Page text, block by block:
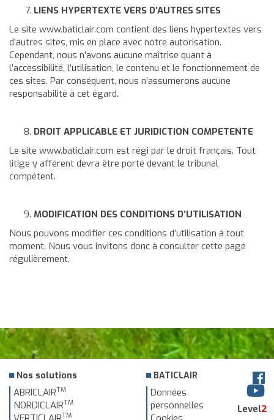
LIENS HYPERTEXTE VERS D’AUTRES SITES
Le site www.baticlair.com contient des liens hypertextes vers
d’autres sites, mis en place avec notre autorisation.
Cependant, nous n’avons aucune maîtrise quant à
l’accessibilité, l’utilisation, le contenu et le fonctionnement de
ces sites. Par conséquent, nous n’assumerons aucune
responsabilité à cet égard.
DROIT APPLICABLE ET JURIDICTION COMPETENTE
Le site www.baticlair.com est régi par le droit français. Tout
litige y afférent devra être porté devant le tribunal
compétent.
MODIFICATION DES CONDITIONS D’UTILISATION
Nous pouvons modifier ces conditions d’utilisation à tout
moment. Nous vous invitons donc à consulter cette page
régulièrement.
Nos solutions
ABRICLAIRTM
NORDICLAIRTM
TM
BATICLAIR
Données
personnelles
Level2